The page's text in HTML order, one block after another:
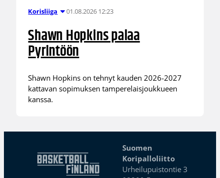
Korisliiga 01.08.2026 12:23
Shawn Hopkins palaa
Pyrintöön
Shawn Hopkins on tehnyt kauden 2026-2027
kattavan sopimuksen tamperelaisjoukkueen
kanssa.
Suomen
Koripalloliitto
Urheilupuistontie 3